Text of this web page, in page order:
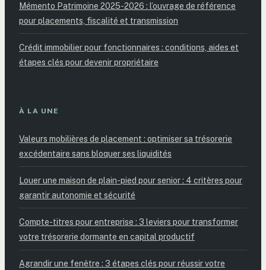
Mémento Patrimoine 2025-2026 : l’ouvrage de référence
pour placements, fiscalité et transmission
Crédit immobilier pour fonctionnaires : conditions, aides et
étapes clés pour devenir propriétaire
À LA UNE
Valeurs mobilières de placement : optimiser sa trésorerie
excédentaire sans bloquer ses liquidités
Louer une maison de plain-pied pour senior : 4 critères pour
garantir autonomie et sécurité
Compte-titres pour entreprise : 3 leviers pour transformer
votre trésorerie dormante en capital productif
Agrandir une fenêtre : 3 étapes clés pour réussir votre